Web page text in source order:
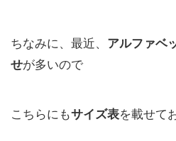
ちなみに、最近、 アルファベ
せが多いので
こちらにもサイズ表を載せて